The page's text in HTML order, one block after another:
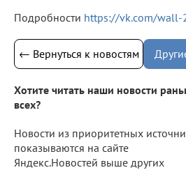
Подробности https://vk.com/wall-
← Вернуться к новостям
Хотите читать наши новости
всех?
Новости из приоритетных
показываются на сайте
Яндекс.Новостей выше других